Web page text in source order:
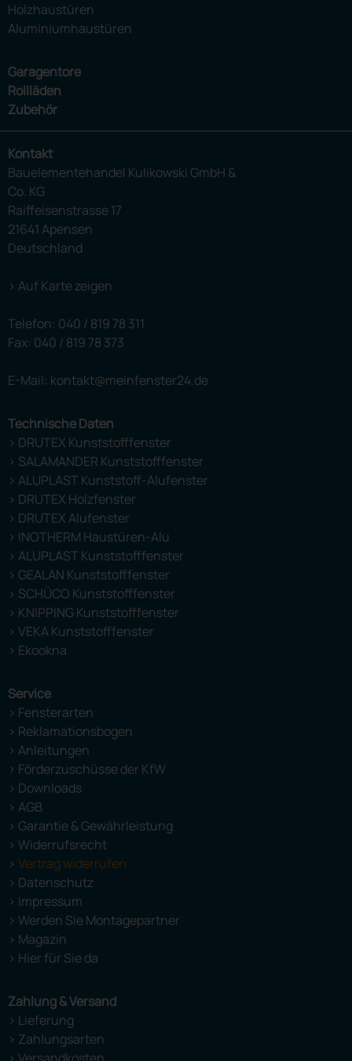
Holzhaustüren
Aluminiumhaustüren
Garagentore
Rollläden
Zubehör
Kontakt
Bauelementehandel Kulikowski GmbH &
Co. KG
Raiffeisenstrasse 17
21641 Apensen
Deutschland
> Auf Karte zeigen
Telefon: 040 / 819 78 311
Fax: 040 / 819 78 373
E-Mail: kontakt@meinfenster24.de
Technische Daten
> DRUTEX Kunststofffenster
> SALAMANDER Kunststofffenster
> ALUPLAST Kunststoff-Alufenster
> DRUTEX Holzfenster
> DRUTEX Alufenster
> INOTHERM Haustüren-Alu
> ALUPLAST Kunststofffenster
> GEALAN Kunststofffenster
> SCHÜCO Kunststofffenster
> KNIPPING Kunststofffenster
> VEKA Kunststofffenster
> Ekookna
Service
> Fensterarten
> Reklamationsbogen
> Anleitungen
> Förderzuschüsse der KfW
> Downloads
> AGB
> Garantie & Gewährleistung
> Widerrufsrecht
> Vertrag widerrufen
> Datenschutz
> Impressum
> Werden Sie Montagepartner
> Magazin
> Hier für Sie da
Zahlung & Versand
> Lieferung
> Zahlungsarten